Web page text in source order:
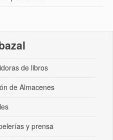
de libros
de Almacenes
y prensa